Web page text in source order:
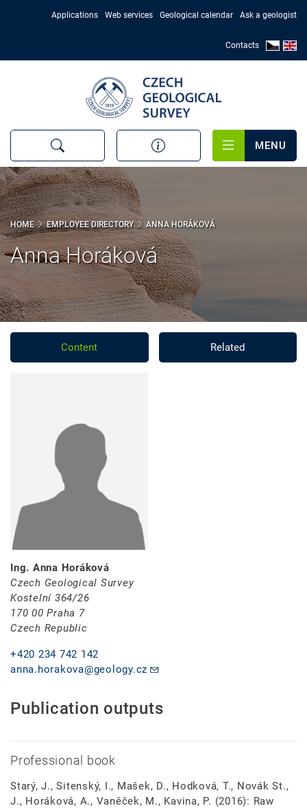
Applications Web services Geological calendar Ask a geologist
Contacts
MENU
HOME EMPLOYEE DIRECTORY ANNA HORÁKOVÁ
Anna Horáková
Content Related
Ing. Anna Horáková
Czech Geological Survey
Kostelní 364/26
170 00 Praha 7
Czech Republic
+420 234 742 142
anna.horakova@geology.cz
Publication outputs
Professional book
Starý, J., Sitenský, I., Mašek, D., Hodková, T., Novák St.,
J., Horáková, A., Vaněček, M., Kavina, P. (2016): Raw